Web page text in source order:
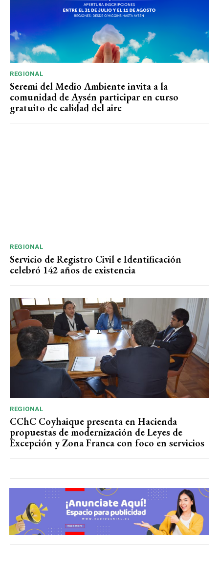
REGIONAL
Seremi del Medio Ambiente invita a la
comunidad de Aysén participar en curso
gratuito de calidad del aire
REGIONAL
Servicio de Registro Civil e Identificación
celebró 142 años de existencia
REGIONAL
CChC Coyhaique presenta en Hacienda
propuestas de modernización de Leyes de
Excepción y Zona Franca con foco en servicios